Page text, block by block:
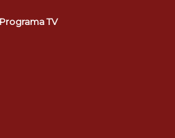
Programa TV